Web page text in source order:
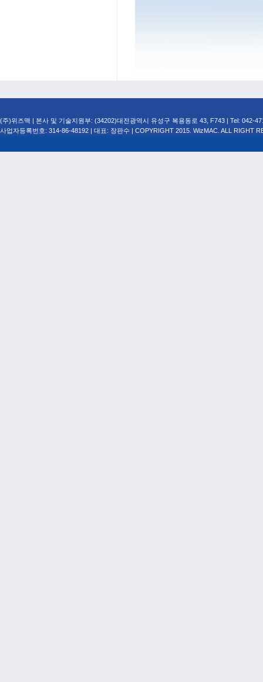
(주)위즈맥 | 본사 및 기술지원부: (34202)대전광역시 유성구 복용동로 43, F743 | Tel: 042-
사업자등록번호: 314-86-48192 | 대표: 장판수 | COPYRIGHT 2015. WizMAC. ALL RIGHT